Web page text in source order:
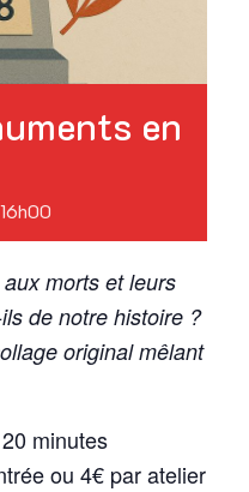
en
16h00
morts et leurs
de notre histoire ?
original mêlant
minutes
ou 4€ par atelier